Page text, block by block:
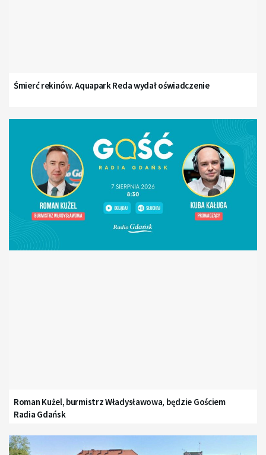
Śmierć rekinów. Aquapark Reda wydał oświadczenie
Roman Kużel, burmistrz Władysławowa, będzie Gościem
Radia Gdańsk